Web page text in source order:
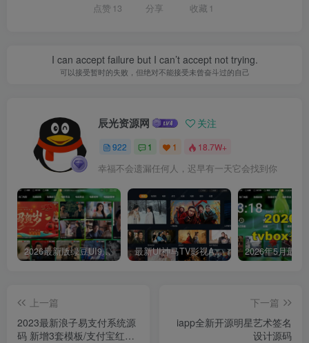
点赞 13 分享 收藏 1
I can accept failure but I can’t accept not trying.
可以接受暂时的失败，但绝对不能接受未曾奋斗过的自己
辰光资源网 关注
922 1 1 18.7W+
幸福不会遗漏任何人，迟早有一天它会找到你
2026最新版绿豆UI9双端影视APP源码 最新UI神马TV影视APP源码 乐檬影视苹果CMS后台 包含前后端源码
上一篇
2023最新浪子易支付系统源
码 新增3套模板/支付宝红包
下一篇
iapp全新开源明星艺术签名
设计源码